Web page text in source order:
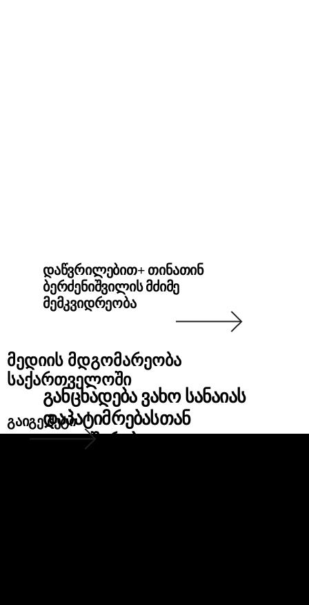
დაწვრილებით+ თინათინ
ბერძენიშვილის მძიმე
მემკვიდრეობა
ᲒᲐᲜᲪᲮᲐᲓᲔᲑᲐ ᲕᲐᲮᲝ ᲡᲐᲜᲐᲘᲐᲡ
ᲓᲐᲞᲐᲢᲘᲛᲠᲔᲑᲐᲡᲗᲐᲜ
ᲓᲐᲙᲐᲕᲨᲘᲠᲔᲑᲘᲗ
ᲛᲔᲓᲘᲘᲡ ᲛᲓᲒᲝᲛᲐᲠᲔᲝᲑᲐ
ᲡᲐᲥᲐᲠᲗᲕᲔᲚᲝᲨᲘ
გაიგე მეტი